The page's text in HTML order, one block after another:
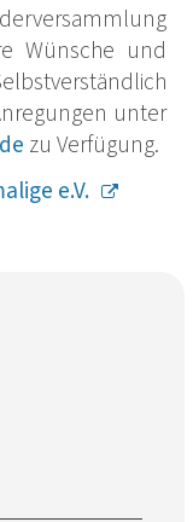
Wünsche und
unter
zu Verfügung.
e.V.